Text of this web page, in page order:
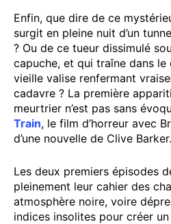
Enfin, que dire de ce
surgit en pleine nuit d’un
? Ou de ce tueur dissimulé
capuche, et qui traîne dans
vieille valise renfermant
cadavre ? La première
meurtrier n’est pas sans
Train, le film d’horreur avec
d’une nouvelle de Clive Barker.
Les deux premiers épisodes
pleinement leur cahier des
atmosphère noire, voire
indices insolites pour créer